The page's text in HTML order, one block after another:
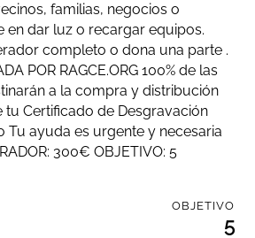
familias, negocios o
en dar luz o recargar equipos.
completo o dona una parte .
POR RAGCE.ORG 100% de las
a la compra y distribución
tu Certificado de Desgravación
Tu ayuda es urgente y necesaria
300€ OBJETIVO: 5
OBJETIVO
5